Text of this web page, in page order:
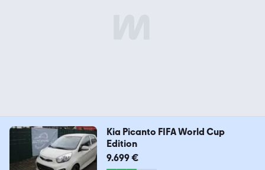
Kia Picanto FIFA World Cup
Edition
9.699 €